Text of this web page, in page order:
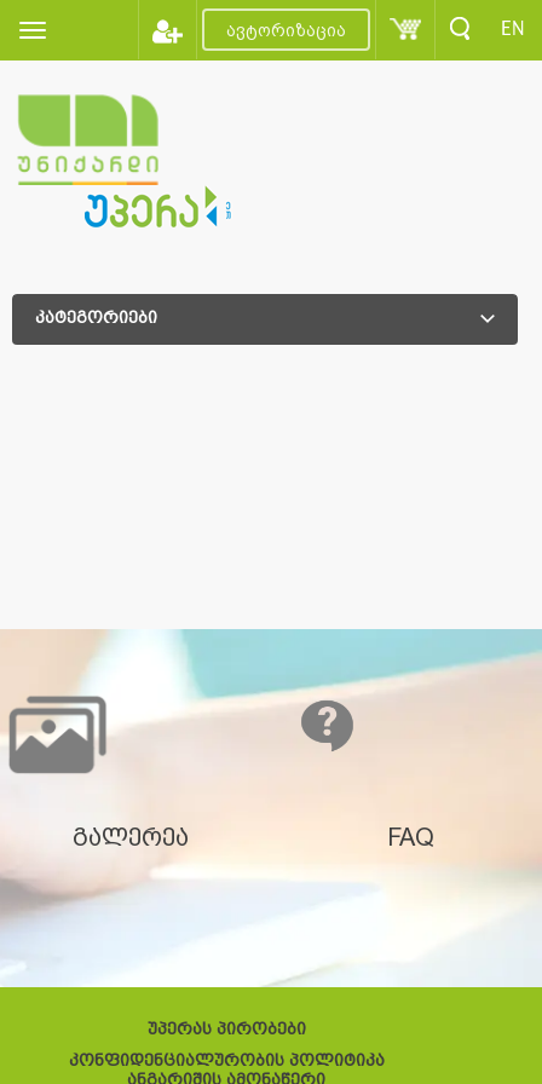
ავტორიზაცია EN
კატეგორიები
გალერეა FAQ
უპერას პირობები
კონფიდენციალურობის პოლიტიკა
ანგარიშის ამონაწერი